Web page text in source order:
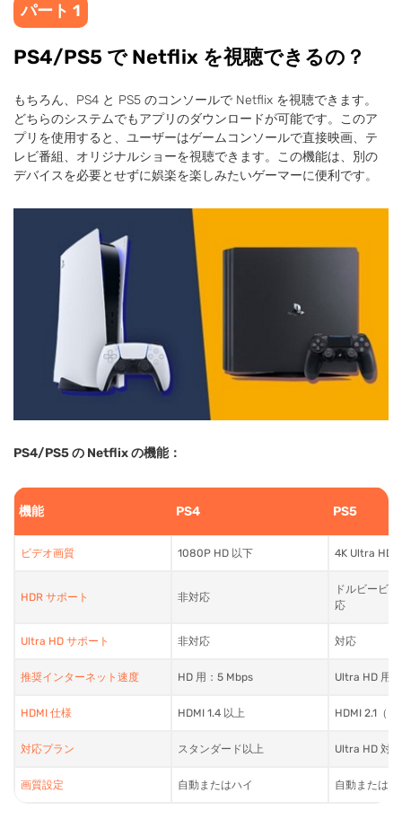
パート 1
PS4/PS5 で Netflix を視聴できるの？
もちろん、PS4 と PS5 のコンソールで Netflix を視聴できます。
どちらのシステムでもアプリのダウンロードが可能です。このア
プリを使用すると、ユーザーはゲームコンソールで直接映画、テ
レビ番組、オリジナルショーを視聴できます。この機能は、別の
デバイスを必要とせずに娯楽を楽しみたいゲーマーに便利です。
PS4/PS5 の Netflix の機能：
機能 PS4 PS5
ビデオ画質 1080P HD 以下 4K Ultra HD
HDR サポート 非対応
ドルビービ
応
Ultra HD サポート 非対応 対応
推奨インターネット速度 HD 用：5 Mbps Ultra HD 用
HDMI 仕様 HDMI 1.4 以上 HDMI 2.1（
対応プラン スタンダード以上 Ultra HD 対応
画質設定 自動またはハイ 自動またはハ